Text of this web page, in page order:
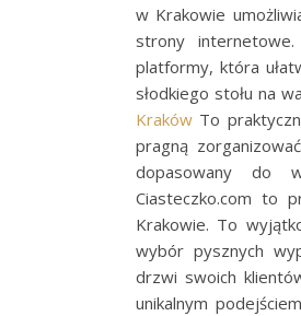
w Krakowie
strony internetowe.
platformy, która
słodkiego stołu na
Kraków To
pragną
dopasowany do
Ciasteczko.com to
Krakowie. To
wybór pysznych
drzwi swoich
unikalnym